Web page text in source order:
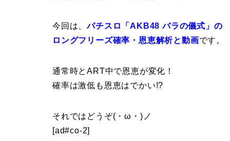
今回は、パチスロ「AKB48 バラの儀式」の
ロングフリーズ確率・恩恵解析と動画です。
通常時とART中で恩恵が変化！
確率は激低も恩恵はでかい!?
それではどうぞ(・ω・)ノ
[ad#co-2]